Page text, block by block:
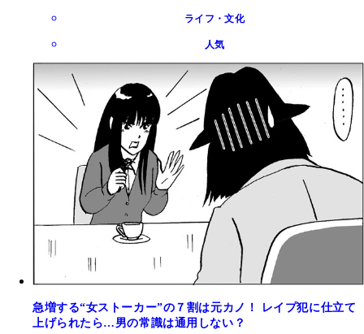
ライフ・文化
人気
急増する“女ストーカー”の７割は元カノ！ レイプ犯に仕立て
上げられたら…男の常識は通用しない？